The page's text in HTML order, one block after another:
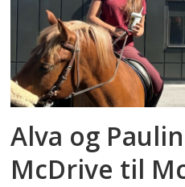
Alva og
McDrive til